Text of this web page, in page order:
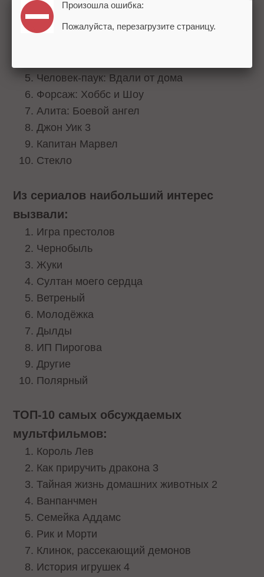
Т-34
Джокер
Человек-паук: Вдали от дома
Форсаж: Хоббс и Шоу
Алита: Боевой ангел
Джон Уик 3
Капитан Марвел
Стекло
Из сериалов наибольший интерес
вызвали:
Игра престолов
Чернобыль
Жуки
Султан моего сердца
Ветреный
Молодёжка
Дылды
ИП Пирогова
Другие
Полярный
ТОП-10 самых обсуждаемых
мультфильмов:
Король Лев
Как приручить дракона 3
Тайная жизнь домашних животных 2
Ванпанчмен
Семейка Аддамс
Рик и Морти
Клинок, рассекающий демонов
История игрушек 4
Произошла ошибка:
Пожалуйста, перезагрузите страницу.